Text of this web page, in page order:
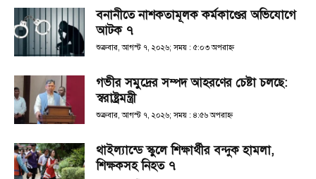
বনানীতে নাশকতামূলক কর্মকাণ্ডের অভিযোগে
আটক ৭
শুক্রবার, আগস্ট ৭, ২০২৬; সময় : ৫:০৩ অপরাহ্ণ
গভীর সমুদ্রের সম্পদ আহরণের চেষ্টা চলছে:
স্বরাষ্ট্রমন্ত্রী
শুক্রবার, আগস্ট ৭, ২০২৬; সময় : ৪:৫৬ অপরাহ্ণ
থাইল্যান্ডে স্কুলে শিক্ষার্থীর বন্দুক হামলা,
শিক্ষকসহ নিহত ৭